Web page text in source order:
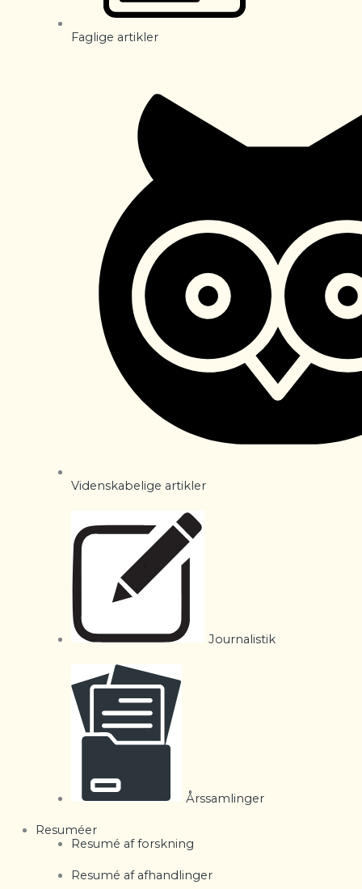
Faglige artikler
Videnskabelige artikler
Journalistik
Årssamlinger
Resuméer
Resumé af forskning
Resumé af afhandlinger